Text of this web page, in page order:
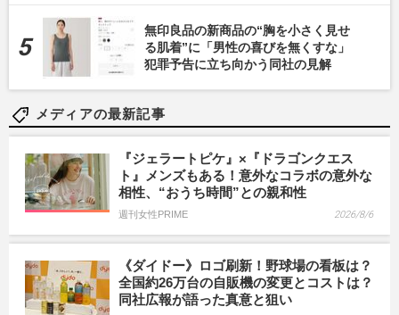
無印良品の新商品の“胸を小さく見せ
る肌着”に「男性の喜びを無くすな」
犯罪予告に立ち向かう同社の見解
メディアの最新記事
『ジェラートピケ』×『ドラゴンクエス
ト』メンズもある！意外なコラボの意外な
相性、“おうち時間”との親和性
週刊女性PRIME 2026/8/6
《ダイドー》ロゴ刷新！野球場の看板は？
全国約26万台の自販機の変更とコストは？
同社広報が語った真意と狙い